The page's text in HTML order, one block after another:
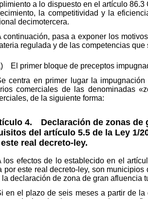
a lo dispuesto en el artículo
la competitividad y la
decimotercera.
continuación, pasa a exponer los
regulada y de las competencias
El primer bloque de preceptos
centra en primer lugar la
comerciales de las denominadas
de la siguiente forma:
4. Declaración de zonas de
del artículo 5.5 de la Ley 1/
real decreto-ley.
los efectos de lo establecido en el
por este real decreto-ley, son
la declaración de zona de gran afluencia
en el plazo de seis meses a partir de